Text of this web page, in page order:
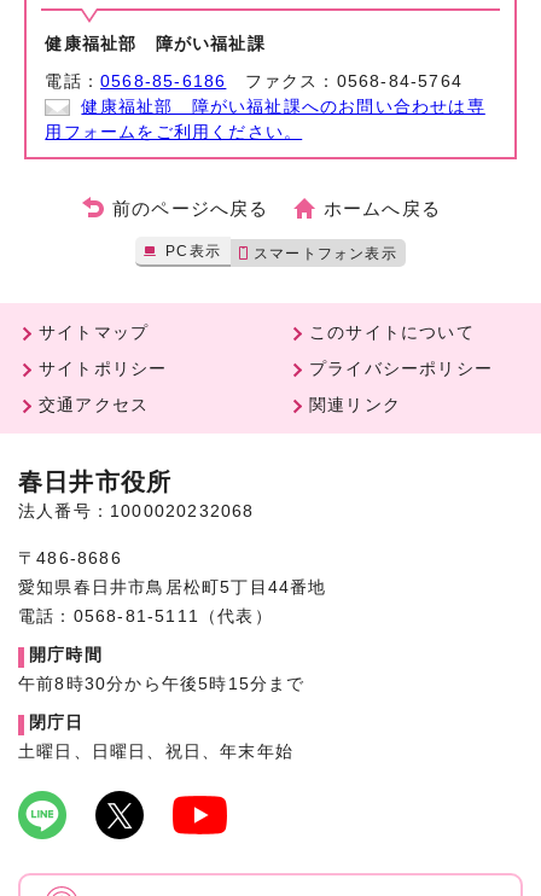
健康福祉部 障がい福祉課
電話：0568-85-6186 ファクス：0568-84-5764
健康福祉部 障がい福祉課へのお問い合わせは専
用フォームをご利用ください。
前のページへ戻る ホームへ戻る
PC表示 スマートフォン表示
サイトマップ
このサイトについて
サイトポリシー
プライバシーポリシー
交通アクセス
関連リンク
春日井市役所
法人番号：1000020232068
〒486-8686
愛知県春日井市鳥居松町5丁目44番地
電話：0568-81-5111（代表）
開庁時間
午前8時30分から午後5時15分まで
閉庁日
土曜日、日曜日、祝日、年末年始